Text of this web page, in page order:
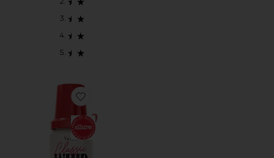
Favorite VACATION CLASSIC WHIP SPF 30 MINI 바케